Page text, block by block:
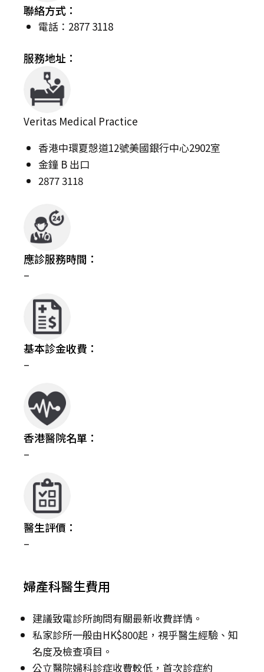
聯絡方式：
電話：2877 3118
服務地址：
Veritas Medical Practice
香港中環夏愨道12號美國銀行中心2902室
金鐘 B 出口
2877 3118
應診服務時間：
–
基本診金收費：
–
香港醫院名單：
–
醫生評價：
–
婦產科醫生費用
建議致電診所詢問有關最新收費詳情。
私家診所一般由HK$800起，視乎醫生經驗、知
名度及檢查項目。
公立醫院婦科診症收費較低，首次診症約